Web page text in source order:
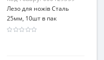
Лезо для ножів Сталь
25мм, 10шт в пак